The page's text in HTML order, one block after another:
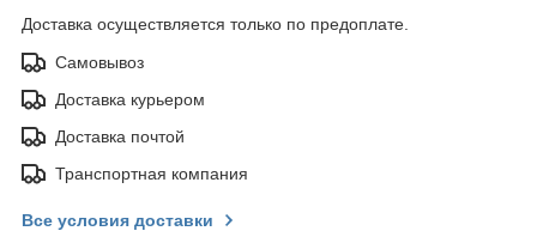
Доставка осуществляется только по предоплате.
Самовывоз
Доставка курьером
Доставка почтой
Транспортная компания
Все условия доставки